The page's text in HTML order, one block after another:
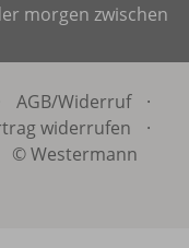
morgen zwischen
AGB/Widerruf
·
widerrufen
·
© Westermann